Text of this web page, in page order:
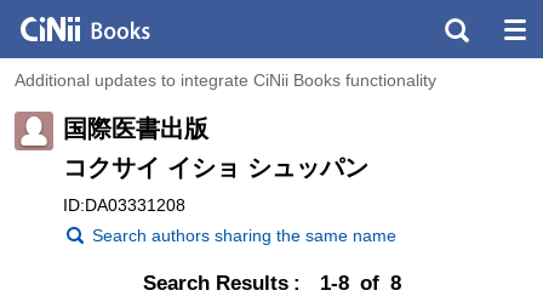
Additional updates to integrate CiNii Books functionality
国際医書出版
コクサイ イショ シュッパン
ID:DA03331208
Search authors sharing the same name
Search Results 1-8 of 8